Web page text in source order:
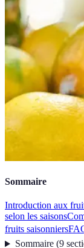
Sommaire
Introduction aux
selon les saisons
fruits saisonniers
Sommaire(9